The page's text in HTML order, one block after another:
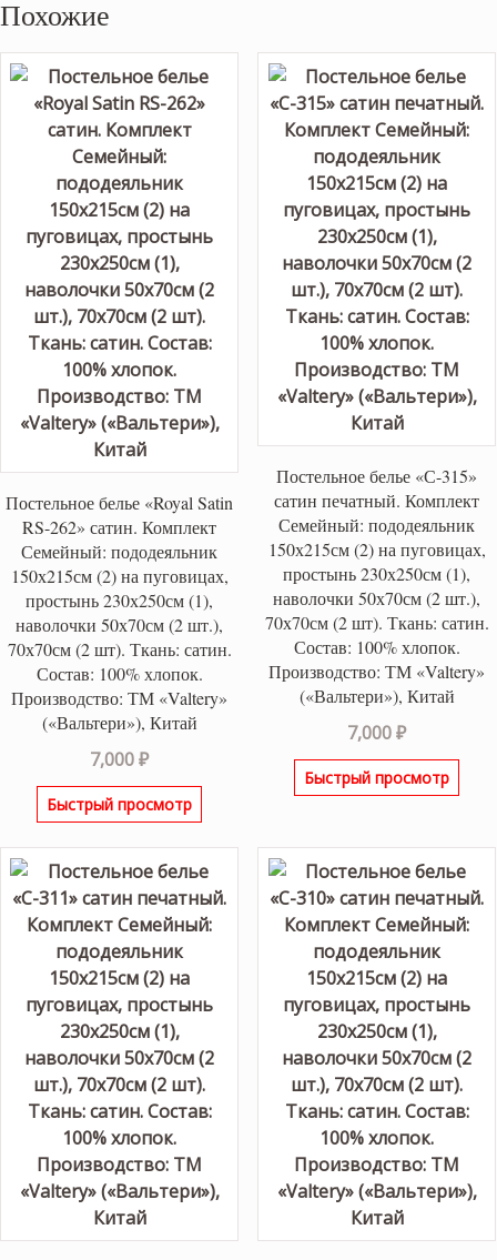
Похожие
Постельное белье «Royal Satin
RS-262» сатин. Комплект
Семейный: пододеяльник
150х215см (2) на пуговицах,
простынь 230х250см (1),
наволочки 50х70см (2 шт.),
70х70см (2 шт). Ткань: сатин.
Состав: 100% хлопок.
Производство: ТМ «Valtery»
(«Вальтери»), Китай
7,000₽
Быстрый просмотр
Постельное белье «С-315»
сатин печатный. Комплект
Семейный: пододеяльник
150х215см (2) на пуговицах,
простынь 230х250см (1),
наволочки 50х70см (2 шт.),
70х70см (2 шт). Ткань: сатин.
Состав: 100% хлопок.
Производство: ТМ «Valtery»
(«Вальтери»), Китай
7,000₽
Быстрый просмотр